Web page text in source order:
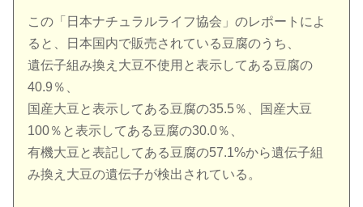
この「日本ナチュラルライフ協会」のレポートによ
ると、日本国内で販売されている豆腐のうち、
遺伝子組み換え大豆不使用と表示してある豆腐の
40.9％、
国産大豆と表示してある豆腐の35.5％、国産大豆
100％と表示してある豆腐の30.0％、
有機大豆と表記してある豆腐の57.1%から遺伝子組
み換え大豆の遺伝子が検出されている。